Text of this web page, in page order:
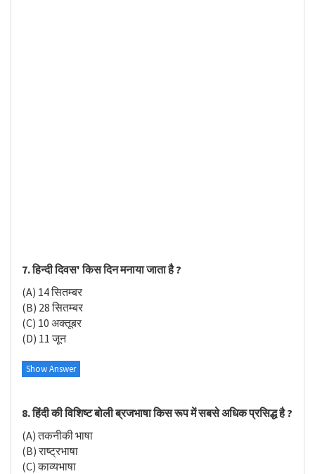
7. हिन्दी दिवस' किस दिन मनाया जाता है ?
(A) 14 सितम्बर
(B) 28 सितम्बर
(C) 10 अक्तूबर
(D) 11 जून
Show Answer
8. हिंदी की विशिष्ट बोली ब्रजभाषा किस रूप में सबसे अधिक प्रसिद्ध है ?
(A) तकनीकी भाषा
(B) राष्ट्रभाषा
(C) काव्यभाषा